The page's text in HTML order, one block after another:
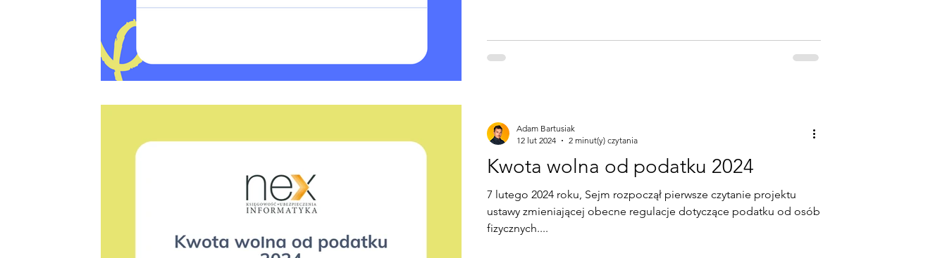
Kwota wolna od podatku 2024
7 lutego 2024 roku, Sejm rozpoczął pierwsze czytanie projektu
ustawy zmieniającej obecne regulacje dotyczące podatku od osób
fizycznych....
Adam Bartusiak
12 lut 2024
2 minut(y) czytania